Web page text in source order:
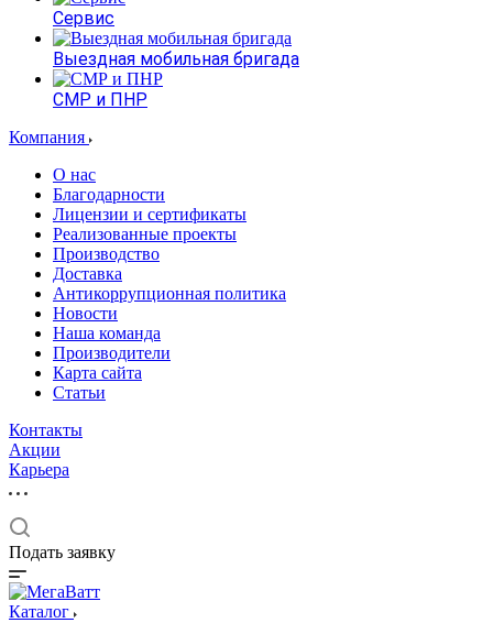
Сервис
Выездная мобильная бригада
СМР и ПНР
Компания
О нас
Благодарности
Лицензии и сертификаты
Реализованные проекты
Производство
Доставка
Антикоррупционная политика
Новости
Наша команда
Производители
Карта сайта
Статьи
Контакты
Акции
Карьера
Подать заявку
Каталог